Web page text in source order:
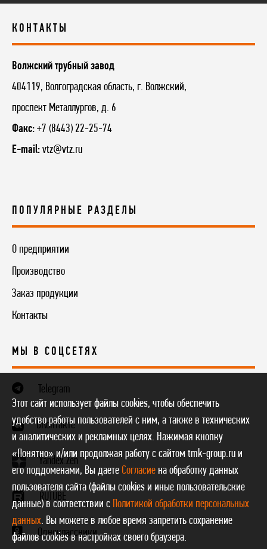
КОНТАКТЫ
Волжский трубный завод
404119, Волгоградская область, г. Волжский,
проспект Металлургов, д. 6
Факс: +7 (8443) 22-25-74
E-mail: vtz@vtz.ru
ПОПУЛЯРНЫЕ РАЗДЕЛЫ
О предприятии
Производство
Заказ продукции
Контакты
МЫ В СОЦСЕТЯХ
Telegram
ВКонтакте
Yandex.Zen
RUTUBE
Одноклассники
Этот сайт использует файлы cookies, чтобы обеспечить
удобство работы пользователей с ним, а также в технических
и аналитических и рекламных целях. Нажимая кнопку
«Понятно» и/или продолжая работу с сайтом tmk-group.ru и
его поддоменами, Вы даете Согласие на обработку данных
пользователя сайта (файлы cookies и иные пользовательские
данные) в соответствии с Политикой обработки персональных
данных. Вы можете в любое время запретить сохранение
файлов cookies в настройках своего браузера.